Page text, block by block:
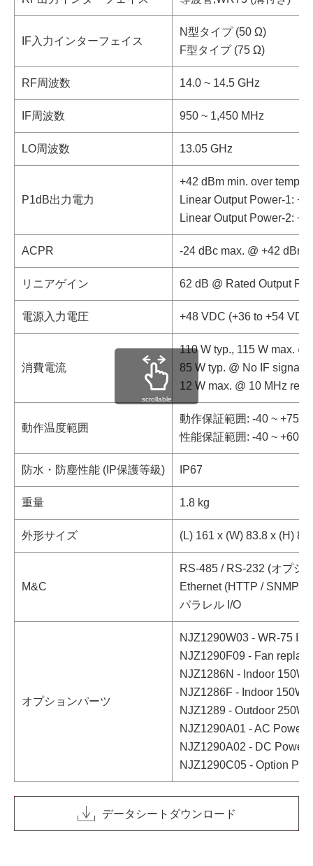
IF入力インターフェイス
N型タイプ (50 Ω)
F型タイプ (75 Ω)
RF周波数 14.0 ~ 14.5 GHz
IF周波数 950 ~ 1,450 MHz
LO周波数 13.05 GHz
P1dB出力電力
+42 dBm min. over
Linear Output Power-1:
Linear Output Power-2:
ACPR -24 dBc max. @ +42 dBm
リニアゲイン 62 dB @ Rated Output
電源入力電圧 +48 VDC (+36 to +54
消費電流
110 W typ., 115 W max.
85 W typ. @ No IF signal
12 W max. @ 10 MHz
動作温度範囲
動作保証範囲: -40 ~ +75 ℃
性能保証範囲: -40 ~ +60 ℃
防水・防塵性能 (IP保護等級) IP67
重量 1.8 kg
外形サイズ (L) 161 x (W) 83.8 x (H)
M&C
RS-485 / RS-232 (オプシ
Ethernet (HTTP / SNMP)
パラレル I/O
オプションパーツ
NJZ1290W03 - WR-75
NJZ1290F09 - Fan
NJZ1286N - Indoor 150W
NJZ1286F - Indoor 150W
NJZ1289 - Outdoor 250W
NJZ1290A01 - AC Power
NJZ1290A02 - DC Power
NJZ1290C05 - Option
scrollable
データシートダウンロード